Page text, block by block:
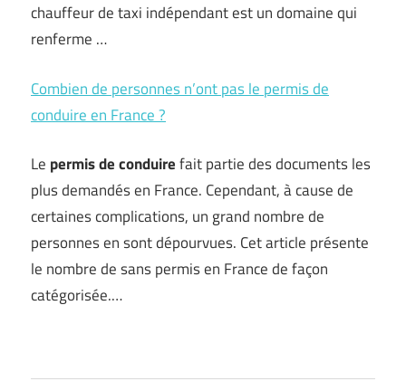
chauffeur de taxi indépendant est un domaine qui
renferme …
Combien de personnes n’ont pas le permis de
conduire en France ?
Le permis de conduirefait partie des documents les
plus demandés en France. Cependant, à cause de
certaines complications, un grand nombre de
personnes en sont dépourvues. Cet article présente
le nombre de sans permis en France de façon
catégorisée.…